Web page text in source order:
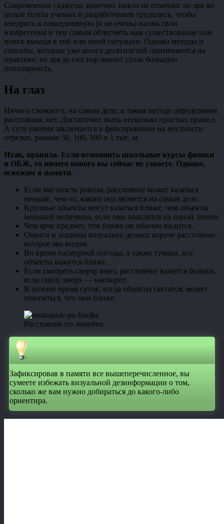
Современные гаджеты, конечно, никто не отменял: не зря же
целые толпы ученых и разработчиков трудились, чтобы
внедрить в повседневную (и не очень) жизнь свои
изобретения и тем самым облегчить нам существование или
поиск выхода в той или иной ситуации. Однако методы и
способы, которые уже много десятилетий применяются на
практике, не зря до сих пор имеют столь большую
популярность.
На глаз
Ничего сложного, на самом деле, в таком методе определения
расстояния, нет. Достаточно знать несколько простых правил.
А суть умения заключается в фиксировании на местности
отрезки, равные 50, 100, 500 и 1 тыс. м.
Итак, правила. Если вспомнить школьные курсы физики
и ОБЖ, то ничего нового вы сейчас не узнаете. Однако,
освежим в памяти.
Если местность ровная, расстояние может казаться
меньше, чем-то, каким оно является на самом деле.
Крупные объекты могут казаться ближе, чем объекты
меньшей величины, если они находятся на одной линии.
Чем ярче предмет, тем ближе он обычно видится.
Овраги и лощины визуально делают короче расстояние,
которое мы видим.
Во время пасмурной погоды, а также тумана, все
объекты кажутся ближе.
Если смотреть сверху вниз, расстояние кажется больше,
если снизу вверх — наоборот.
В ночное время суток, когда объекты светятся, может
показаться, что они ближе.
Расстояние по линейке
Зафиксировав в памяти все вышеперечисленное, вы
сумеете избежать визуальной дезинформации о том,
сколько же вам нужно добираться до какого-либо
ориентира.